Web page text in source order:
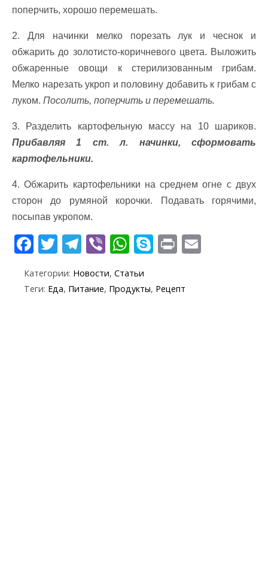
поперчить, хорошо перемешать.
2. Для начинки мелко порезать лук и чеснок и
обжарить до золотисто-коричневого цвета. Выложить
обжаренные овощи к стерилизованным грибам.
Мелко нарезать укроп и половину добавить к грибам с
луком. Посолить, поперчить и перемешать.
3. Разделить картофельную массу на 10 шариков.
Прибавляя 1 ст. л. начинки, сформовать
картофельники.
4. Обжарить картофельники на среднем огне с двух
сторон до румяной корочки. Подавать горячими,
посыпав укропом.
F
e
T
itt
er
T
e
Vi
er
W
at
s
S
y
Pr
t
Категории: Новости, Статьи
Теги: Еда, Питание, Продукты, Рецепт